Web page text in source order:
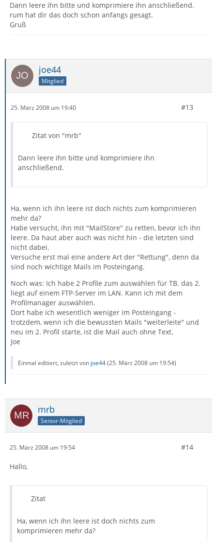
Dann leere ihn bitte und komprimiere ihn anschließend.
rum hat dir das doch schon anfangs gesagt.
Gruß
joe44
Mitglied
25. März 2008 um 19:40 #13
Zitat von "mrb"
Dann leere ihn bitte und komprimiere ihn
anschließend.
Ha, wenn ich ihn leere ist doch nichts zum komprimieren
mehr da?
Habe versucht, ihn mit "MailStore" zu retten, bevor ich ihn
leere. Da haut aber auch was nicht hin - die letzten sind
nicht dabei.
Versuche erst mal eine andere Art der "Rettung", denn da
sind noch wichtige Mails im Posteingang.
Noch was: Ich habe 2 Profile zum auswählen für TB. das 2.
liegt auf einem FTP-Server im LAN. Kann ich mit dem
Profilmanager auswählen.
Dort habe ich wesentlich weniger im Posteingang -
trotzdem, wenn ich die bewussten Mails "weiterleite" und
neu im 2. Profil starte, ist die Mail auch ohne Text.
Joe
Einmal editiert, zuletzt von joe44(25. März 2008 um 19:54)
mrb
Senior-Mitglied
25. März 2008 um 19:54 #14
Hallo,
Zitat
Ha, wenn ich ihn leere ist doch nichts zum
komprimieren mehr da?